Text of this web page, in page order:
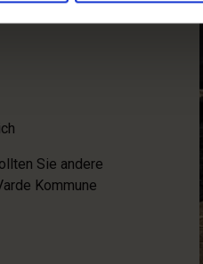
Sie andere
Kommune